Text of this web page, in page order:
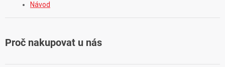
Návod
Proč nakupovat u nás